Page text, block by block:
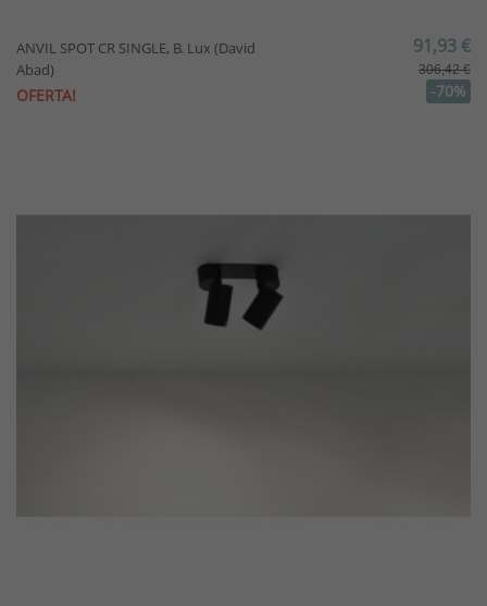
ANVIL SPOT CR SINGLE, B. Lux (David
Abad)
OFERTA!
91,93 €
306,42 €
-70%